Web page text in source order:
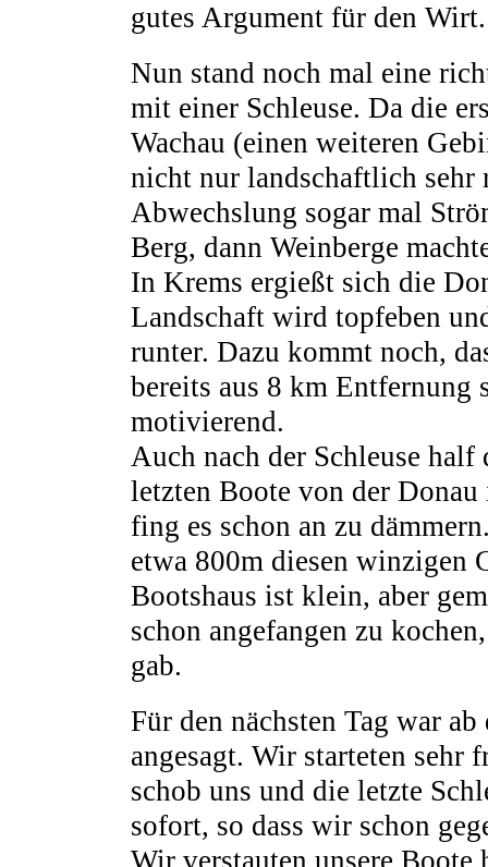
gutes Argument für den Wirt.
Nun stand noch mal eine
mit einer Schleuse. Da die
Wachau (einen weiteren
nicht nur landschaftlich sehr
Abwechslung sogar mal
Berg, dann Weinberge
In Krems ergießt sich die
Landschaft wird topfeben
runter. Dazu kommt noch,
bereits aus 8 km Entfernung
motivierend.
Auch nach der Schleuse
letzten Boote von der
fing es schon an zu
etwa 800m diesen winzigen
Bootshaus ist klein, aber
schon angefangen zu
gab.
Für den nächsten Tag war
angesagt. Wir starteten sehr
schob uns und die letzte
sofort, so dass wir schon
Wir verstauten unsere Boote